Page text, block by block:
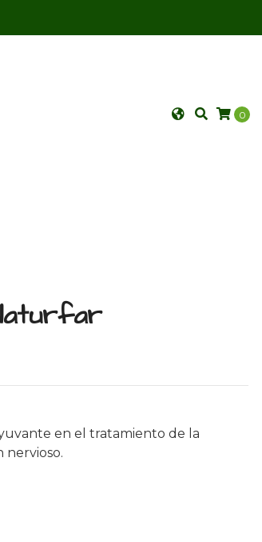
0
en el tratamiento de la
nervioso.